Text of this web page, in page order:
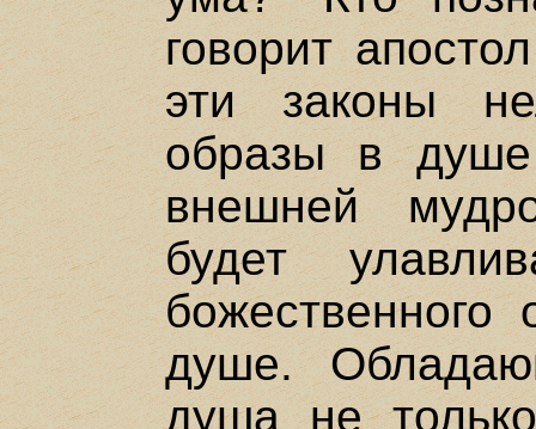
говорит
эти законы
образы в душе
внешней
будет
божественного
душе.
душа не